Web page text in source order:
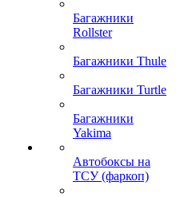
Багажники
Rollster
Багажники Thule
Багажники Turtle
Багажники
Yakima
Автобоксы на
ТСУ (фаркоп)